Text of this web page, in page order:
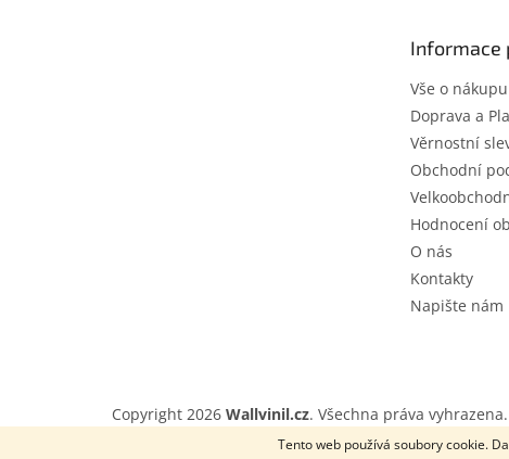
Tento web používá soubory cookie.
Informace
Vše o nákupu
Doprava a
Věrnostní
Obchodní
Hodnocení
O nás
Kontakty
Napište nám
Copyright 2026 Wallvinil.cz. Všechna práva vyhrazena.